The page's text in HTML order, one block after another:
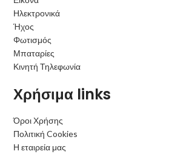
Ηλεκτρονικά
Ήχος
Φωτισμός
Μπαταρίες
Κινητή Τηλεφωνία
Χρήσιμα links
Όροι Χρήσης
Πολιτική Cookies
Η εταιρεία μας